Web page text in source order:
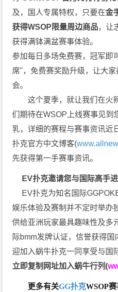
及，国人专属特权，只要在金
获得WSOP限量周边商品，让
获得满钵满盆赛事体验。
参加每日多场免费赛，冠军即
席"，免费赛奖励升级，让大
会。
这个夏季，就让我们在火
们期待在WSOP上线赛事见到
乳，详细的赛程与赛事资讯近
扑克官方中文博客(
先获得第一手赛事资讯。
EV扑克邀请您与国际高手进
EV扑克为知名国际
娱乐体验及赛制并不定时举办
供给亚洲玩家最具趣味性及多
际bmm发牌认证，信誉获得
迎加入蜗牛扑克一同享受与国
立即复制网址加入蜗牛行列(
更多有关GG扑克WSOP赛